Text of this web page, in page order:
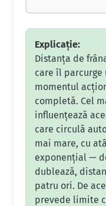
Explicație:
Distanța de
care îl parcurge
momentul
completă. Cel
influențează
care circulă
mai mare, cu
exponențial —
dublează,
patru ori. De
prevede limite